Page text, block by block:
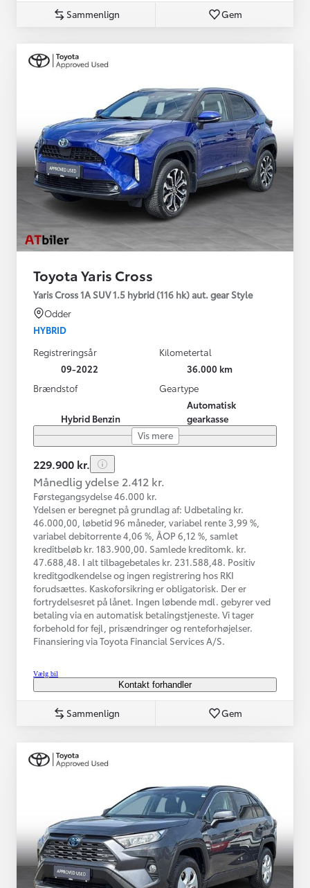
Sammenlign Gem
Toyota Yaris Cross
Yaris Cross 1A SUV 1.5 hybrid (116 hk) aut. gear Style
Odder
HYBRID
Registreringsår
09-2022
Kilometertal
36.000 km
Brændstof
Hybrid Benzin
Geartype
Automatisk
gearkasse
Vis mere
229.900 kr.
Månedlig ydelse 2.412 kr.
Førstegangsydelse 46.000 kr.
Ydelsen er beregnet på grundlag af: Udbetaling kr.
46.000,00, løbetid 96 måneder, variabel rente 3,99 %,
variabel debitorrente 4,06 %, ÅOP 6,12 %, samlet
kreditbeløb kr. 183.900,00. Samlede kreditomk. kr.
47.688,48. I alt tilbagebetales kr. 231.588,48. Positiv
kreditgodkendelse og ingen registrering hos RKI
forudsættes. Kaskoforsikring er obligatorisk. Der er
fortrydelsesret på lånet. Ingen løbende mdl. gebyrer ved
betaling via en automatisk betalingstjeneste. Vi tager
forbehold for fejl, prisændringer og renteforhøjelser.
Finansiering via Toyota Financial Services A/S.
Vælg bil
Kontakt forhandler
Sammenlign Gem